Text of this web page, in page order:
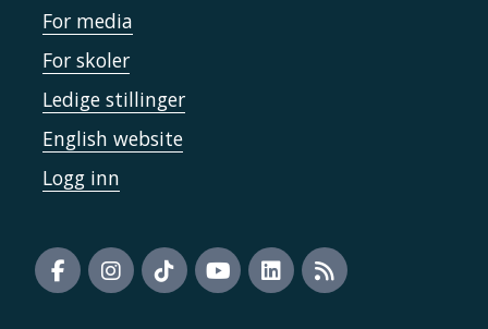
For media
For skoler
Ledige stillinger
English website
Logg inn